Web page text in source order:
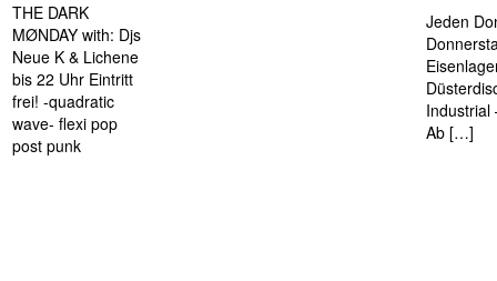
THE DARK
MØNDAY with: Djs
Neue K & Lichene
bis 22 Uhr Eintritt
frei! -quadratic
wave- flexi pop
post punk
Jeden
Industrial
Ab […]